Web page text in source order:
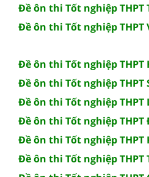
Đề ôn thi Tốt nghiệp THPT
Đề ôn thi Tốt nghiệp THPT
Đề ôn thi Tốt nghiệp THPT
Đề ôn thi Tốt nghiệp THPT
Đề ôn thi Tốt nghiệp THPT
Đề ôn thi Tốt nghiệp THPT
Đề ôn thi Tốt nghiệp THPT
Đề ôn thi Tốt nghiệp THPT